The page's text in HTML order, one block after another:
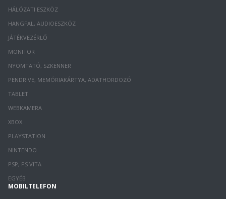
HÁLÓZATI ESZKÖZ
HANGFAL, AUDIOESZKÖZ
JÁTÉKVEZÉRLŐ
MONITOR
NYOMTATÓ, SZKENNER
PENDRIVE, MEMÓRIAKÁRTYA, ADATHORDOZÓ
TABLET
WEBKAMERA
XBOX
PLAYSTATION
NINTENDO
PSP, PS VITA
EGYÉB
MOBILTELEFON